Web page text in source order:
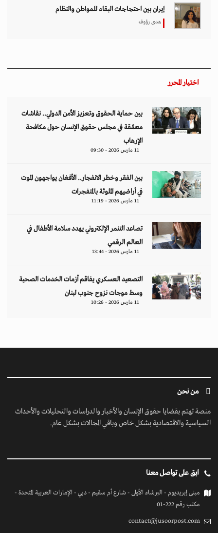
إيران بين احتجاجات البقاء للمواطن والنظام
هدى رؤوف
اختيار المحرر
بين حماية الحقوق وتعزيز الأمن الدولي.. نقاشات
معمّقة في مجلس حقوق الإنسان حول مكافحة
الإرهاب
11 مارس 2026 - 09:30
بين الفقر وخطر الانفجار.. الأفغان يواجهون الموت
في أراضيهم الملوثة بالمتفجرات
11 مارس 2026 - 11:19
تصاعد التنمر الإلكتروني يهدد سلامة الأطفال في
العالم الرقمي
11 مارس 2026 - 13:44
التصعيد العسكري يفاقم أزمات الخدمات الصحية
وسط موجات نزوح جنوب لبنان
11 مارس 2026 - 10:26
من نحن
منصة تهتم بقضايا حقوق الإنسان والأخبار والدراسات والتحليلات والأحداث
السياسية والاقتصادية بشكل خاص وباقي المجالات بشكل عام.
ابق على تواصل معنا
مبنى إيريديوم - البرشاء الأولى - شارع أم سقيم - دبي - الإمارات العربية المتحدة -
مكتب رقم 222-01
contact@jusoorpost.com